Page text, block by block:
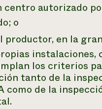
centro autorizado
o
productor, en la
instalaciones,
los criterios
tanto de la
como de la